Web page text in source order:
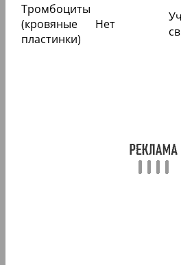
Тромбоциты
(кровяные
пластинки)
Нет